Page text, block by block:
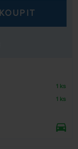
KOUPIT
1 ks
1 ks